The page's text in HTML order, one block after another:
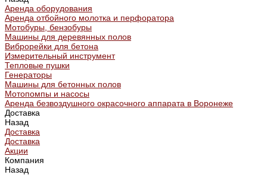
Аренда оборудования
Аренда отбойного молотка и перфоратора
Мотобуры, бензобуры
Машины для деревянных полов
Виброрейки для бетона
Измерительный инструмент
Тепловые пушки
Генераторы
Машины для бетонных полов
Мотопомпы и насосы
Аренда безвоздушного окрасочного аппарата в Воронеже
Доставка
Назад
Доставка
Доставка
Акции
Компания
Назад